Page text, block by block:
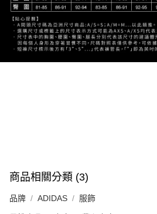
商品相關分類 (3)
品牌 ADIDAS 服飾